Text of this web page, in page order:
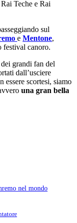
Teche e Rai
sul
e Mentone,
festival canoro.
grandi fan del
dall’usciere
essere scortesi, siamo
una gran bella
nel mondo